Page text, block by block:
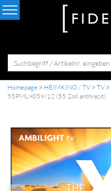
Homepage HEIMKINO / TV TV
55PML9059/12 (55 Zoll anthrazit)